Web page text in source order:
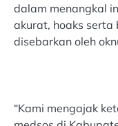
dalam menangkal
akurat, hoaks
disebarkan oleh
“Kami mengajak